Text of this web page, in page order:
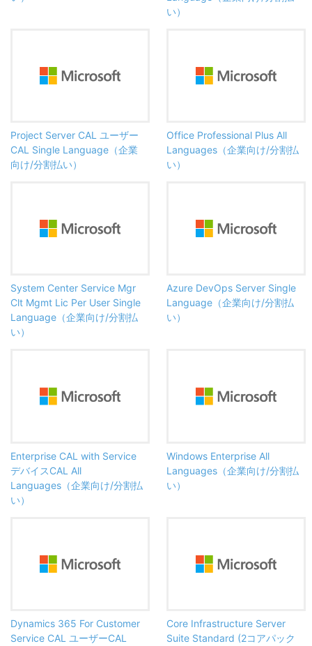
い）
Project Server CAL ユーザー
CAL Single Language（企業
向け/分割払い）
Office Professional Plus All
Languages（企業向け/分割払
い）
System Center Service Mgr
Clt Mgmt Lic Per User Single
Language（企業向け/分割払
い）
Azure DevOps Server Single
Language（企業向け/分割払
い）
Enterprise CAL with Service
デバイスCAL All
Languages（企業向け/分割払
い）
Windows Enterprise All
Languages（企業向け/分割払
い）
Dynamics 365 For Customer
Service CAL ユーザーCAL
Core Infrastructure Server
Suite Standard (2コアパック